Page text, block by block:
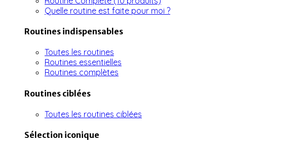
Quelle routine est faite pour moi ?
Routines indispensables
Toutes les routines
Routines essentielles
Routines complètes
Routines ciblées
Toutes les routines ciblées
Sélection iconique